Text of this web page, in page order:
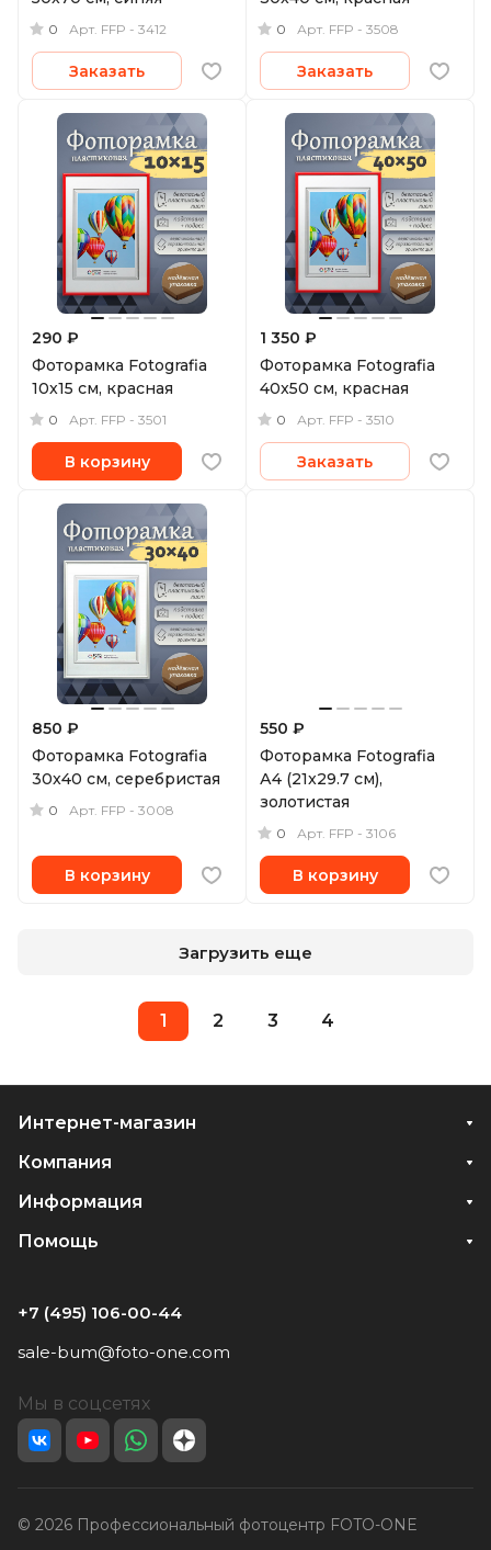
0 Арт. FFP - 3412
Заказать
0 Арт. FFP - 3508
Заказать
290 ₽
Фоторамка Fotografia
10x15 см, красная
0 Арт. FFP - 3501
В корзину
1 350 ₽
Фоторамка Fotografia
40x50 см, красная
0 Арт. FFP - 3510
Заказать
850 ₽
Фоторамка Fotografia
30x40 см, серебристая
0 Арт. FFP - 3008
В корзину
550 ₽
Фоторамка Fotografia
А4 (21x29.7 см),
золотистая
0 Арт. FFP - 3106
В корзину
Загрузить еще
1 2 3 4
Интернет-магазин
Компания
Информация
Помощь
+7 (495) 106-00-44
sale-bum@foto-one.com
Мы в соцсетях
© 2026 Профессиональный фотоцентр FOTO-ONE